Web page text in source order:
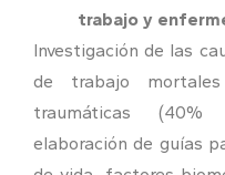
trabajo y
Investigación de las
de trabajo
traumáticas (40%
elaboración de guías